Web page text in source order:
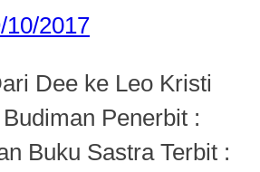
10/2017
Dee ke Leo Kristi
Penerbit :
Buku Sastra Terbit :